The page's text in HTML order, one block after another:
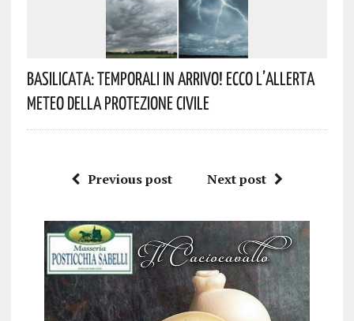
Basilicata: Temporali In Arrivo! Ecco L’allerta
Meteo Della Protezione Civile
Previous post Next post